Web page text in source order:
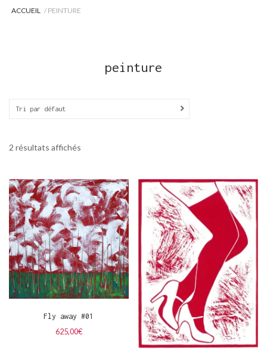
ACCUEIL / PEINTURE
peinture
Tri par défaut
2 résultats affichés
Fly away #01
625,00€